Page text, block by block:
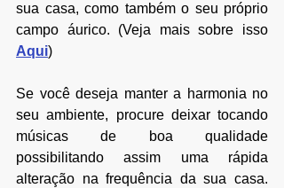
sua casa, como também o seu próprio
Aqui)
Se você deseja manter a harmonia no
seu ambiente, procure deixar tocando
músicas de boa qualidade
possibilitando assim uma rápida
alteração na frequência da sua casa.